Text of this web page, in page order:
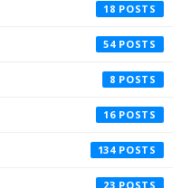
18
54
8
16
134
23